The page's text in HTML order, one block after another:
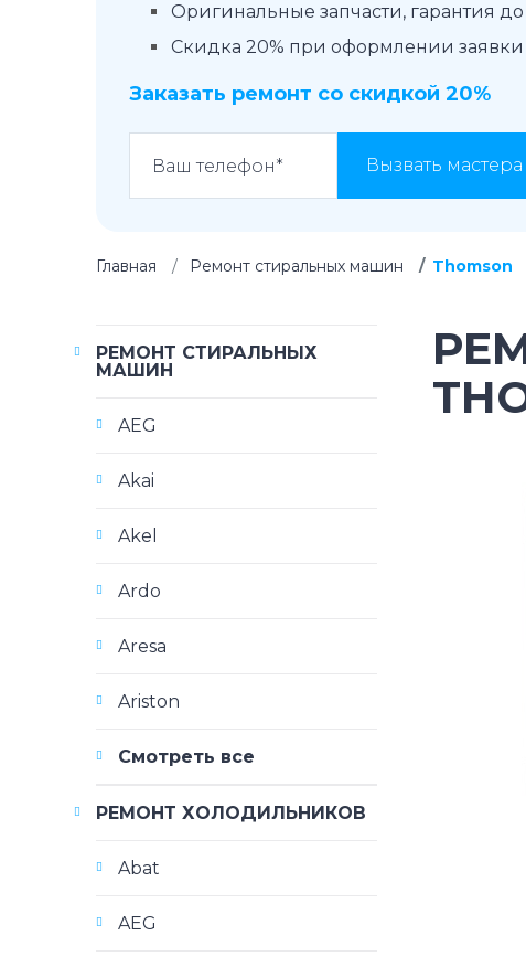
Оригинальные запчасти, гарантия до
Скидка 20% при оформлении заявки
Заказать ремонт со скидкой 20%
Вызвать мастера
Главная Ремонт стиральных машин Thomson
РЕМОНТ СТИРАЛЬНЫХ
МАШИН
AEG
Akai
Akel
Ardo
Aresa
Ariston
Смотреть все
РЕМОНТ ХОЛОДИЛЬНИКОВ
Abat
AEG